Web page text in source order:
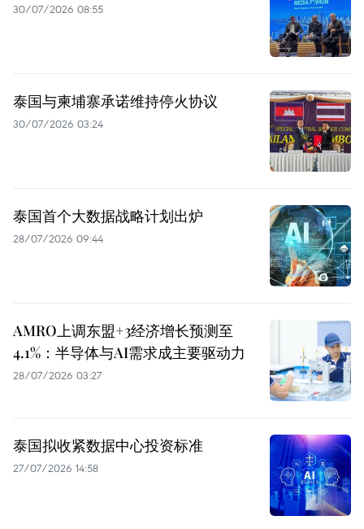
30/07/2026 08:55
泰国与柬埔寨承诺维持停火协议
30/07/2026 03:24
泰国首个大数据战略计划出炉
28/07/2026 09:44
AMRO上调东盟+3经济增长预测至
4.1%：半导体与AI需求成主要驱动力
28/07/2026 03:27
泰国拟收紧数据中心投资标准
27/07/2026 14:58